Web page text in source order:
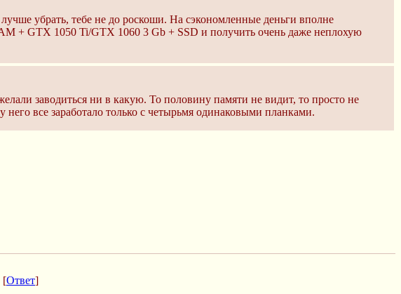
убрать, тебе не до роскоши. На сэкономленные деньги вполне
+ GTX 1050 Ti/GTX 1060 3 Gb + SSD и получить очень даже неплохую
заводиться ни в какую. То половину памяти не видит, то просто не
все заработало только с четырьмя одинаковыми планками.
[Ответ]